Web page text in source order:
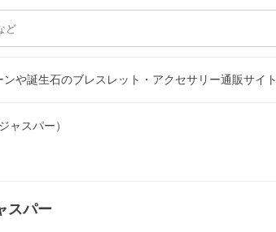
や誕生石のブレスレット・アクセサリー通販サイト
ャスパー）
スパー